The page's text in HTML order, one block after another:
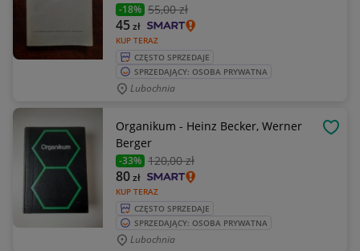
-18% 55,00 zł
KUP TERAZ
45zł
CZĘSTO SPRZEDAJE
SPRZEDAJĄCY: OSOBA PRYWATNA
Lubochnia
Organikum - Heinz Becker, Werner
Berger
-33% 120,00 zł
KUP TERAZ
80zł
CZĘSTO SPRZEDAJE
SPRZEDAJĄCY: OSOBA PRYWATNA
Lubochnia